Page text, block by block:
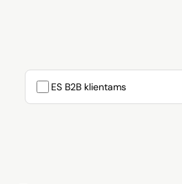
ES B2B klientams